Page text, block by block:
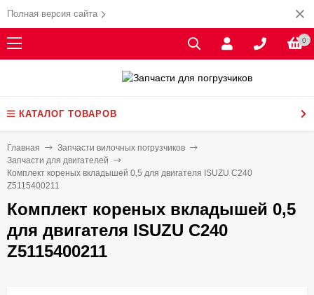
Полная версия сайта
0
КАТАЛОГ ТОВАРОВ
Главная
Запчасти вилочных погрузчиков
Запчасти для двигателей
Комплект кореных вкладышей 0,5 для двигателя ISUZU C240
Z5115400211
Комплект кореных вкладышей 0,5
для двигателя ISUZU C240
Z5115400211